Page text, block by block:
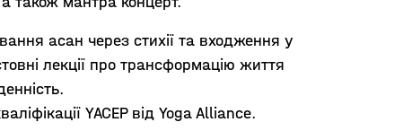
асан через стихії та входження у
лекції про трансформацію життя
YACEP від Yoga Alliance.